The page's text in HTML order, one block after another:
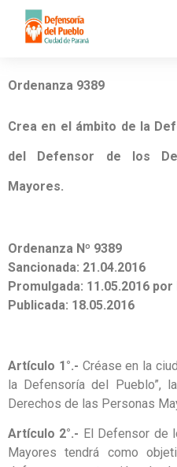
Ordenanza 9389
Crea en el ámbito de la
del Defensor de los
Mayores.
Ordenanza Nº 9389
Sancionada: 21.04.2016
Promulgada: 11.05.2016
Publicada: 18.05.2016
Artículo 1°.- Créase en la
la Defensoría del Pueblo”,
Derechos de las Personas
Artículo 2°.- El Defensor de
Mayores tendrá como